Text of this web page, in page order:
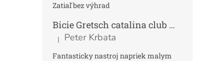
Zatiaľ bez výhrad
Bicie Gretsch catalina club micro kit saf
Hodnotenie produktu je 5 z 5 hviezdičiek.
| Peter Krbata
Fantasticky nastroj napriek malym